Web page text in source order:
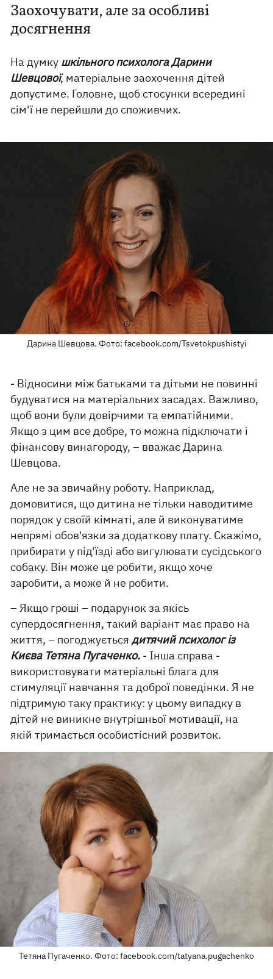
Заохочувати, але за особливі
досягнення
На думку шкільного психолога Дарини
Шевцової, матеріальне заохочення дітей
допустиме. Головне, щоб стосунки всередині
сім'ї не перейшли до споживчих.
Дарина Шевцова. Фото: facebook.com/Tsvetokpushistyi
- Відносини між батьками та дітьми не повинні
будуватися на матеріальних засадах. Важливо,
щоб вони були довірчими та емпатійними.
Якщо з цим все добре, то можна підключати і
фінансову винагороду, – вважає Дарина
Шевцова.
Але не за звичайну роботу. Наприклад,
домовитися, що дитина не тільки наводитиме
порядок у своїй кімнаті, але й виконуватиме
непрямі обов'язки за додаткову плату. Скажімо,
прибирати у під'їзді або вигулювати сусідського
собаку. Він може це робити, якщо хоче
заробити, а може й не робити.
– Якщо гроші – подарунок за якісь
супердосягнення, такий варіант має право на
життя, – погоджуєтьсядитячий психолог із
Києва Тетяна Пугаченко. - Інша справа -
використовувати матеріальні блага для
стимуляції навчання та доброї поведінки. Я не
підтримую таку практику: у цьому випадку в
дітей не виникне внутрішньої мотивації, на
якій тримається особистісний розвиток.
Тетяна Пугаченко. Фото: facebook.com/tatyana.pugachenko